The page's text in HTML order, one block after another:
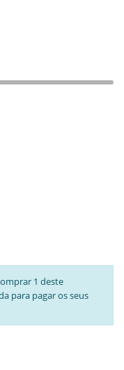
1 deste
para pagar os seus